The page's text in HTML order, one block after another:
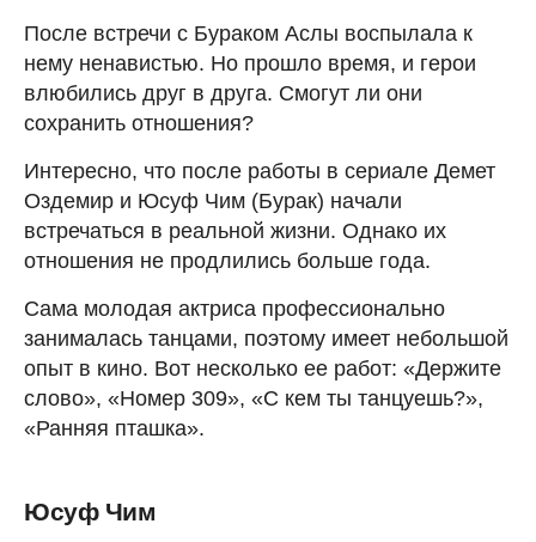
После встречи с Бураком Аслы воспылала к
нему ненавистью. Но прошло время, и герои
влюбились друг в друга. Смогут ли они
сохранить отношения?
Интересно, что после работы в сериале Демет
Оздемир и Юсуф Чим (Бурак) начали
встречаться в реальной жизни. Однако их
отношения не продлились больше года.
Сама молодая актриса профессионально
занималась танцами, поэтому имеет небольшой
опыт в кино. Вот несколько ее работ: «Держите
слово», «Номер 309», «С кем ты танцуешь?»,
«Ранняя пташка».
Юсуф Чим